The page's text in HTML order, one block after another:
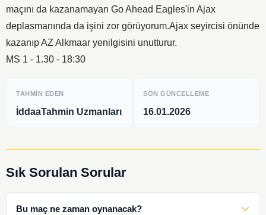
maçını da kazanamayan Go Ahead Eagles'in Ajax
deplasmanında da işini zor görüyorum.Ajax seyircisi önünde
kazanıp AZ Alkmaar yenilgisini unutturur.
MS 1 - 1.30 - 18:30
TAHMIN EDEN
İddaaTahmin Uzmanları
SON GÜNCELLEME
16.01.2026
Sık Sorulan Sorular
Bu maç ne zaman oynanacak?